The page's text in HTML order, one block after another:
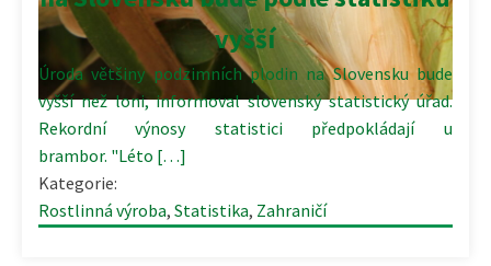
vyšší
Úroda většiny podzimních plodin na Slovensku bude
vyšší než loni, informoval slovenský statistický úřad.
Rekordní výnosy statistici předpokládají u
brambor. "Léto […]
Kategorie:
Rostlinná výroba, Statistika, Zahraničí